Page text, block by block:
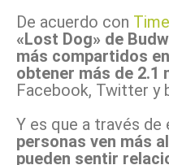
De acuerdo con
«Lost Dog» de
más compartidos
obtener más de 2.1
Facebook, Twitter y
Y es que a través
personas ven más
pueden sentir